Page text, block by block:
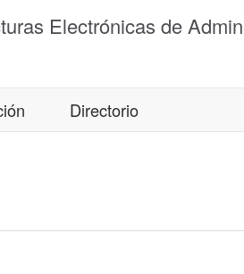
Electrónicas de
Directorio